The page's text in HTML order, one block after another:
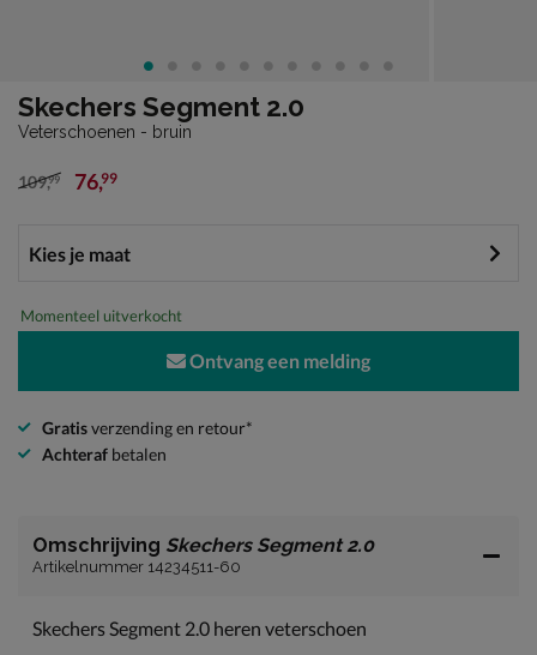
Skechers Segment 2.0
Veterschoenen - bruin
van € 109,99 voor € 76,99
109,99 76,99
Momenteel uitverkocht
Ontvang een melding
Gratisverzending en retour*
Achteraf betalen
Omschrijving Skechers Segment 2.0
Artikelnummer 14234511-60
Skechers Segment 2.0 heren veterschoen